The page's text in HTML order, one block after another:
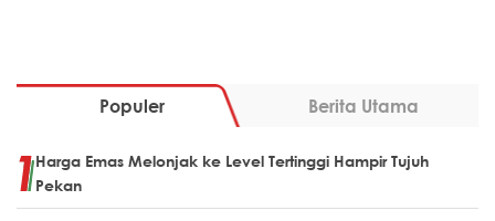
Populer Berita Utama
Harga Emas Melonjak ke Level Tertinggi Hampir Tujuh
Pekan